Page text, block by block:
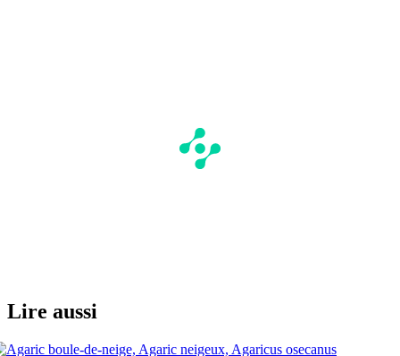
Lire aussi